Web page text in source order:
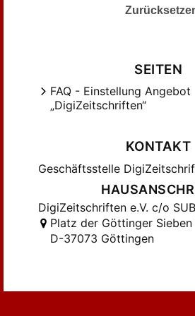
Kontos, Maria (35)
Kramer, Rolf-Torsten (33)
Kutzner, Stefan (74)
Lamla, Jörn (35)
Liebermann, Sascha (34)
Loer , Thomas (33)
Loer , Thomas (46)
Loer, Thomas (151)
Lorenz, Stephan (35)
Christoph (41)
SEITEN
FAQ - Einstellung Angebot
„DigiZeitschriften“
KONTAKT
Geschäftsstelle
DigiZeitschriften e.V. c/o
Platz der Göttinger Sieben
D-37073 Göttingen